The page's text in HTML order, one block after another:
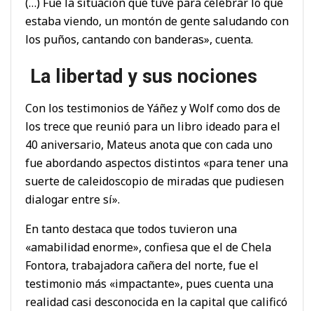
estaba viendo, un montón de gente saludando con
los puños, cantando con banderas», cuenta.
La libertad y sus nociones
Con los testimonios de Yáñez y Wolf como dos de
los trece que reunió para un libro ideado para el
40 aniversario, Mateus anota que con cada uno
fue abordando aspectos distintos «para tener una
suerte de caleidoscopio de miradas que pudiesen
dialogar entre sí».
En tanto destaca que todos tuvieron una
«amabilidad enorme», confiesa que el de Chela
Fontora, trabajadora cañera del norte, fue el
testimonio más «impactante», pues cuenta una
realidad casi desconocida en la capital que calificó